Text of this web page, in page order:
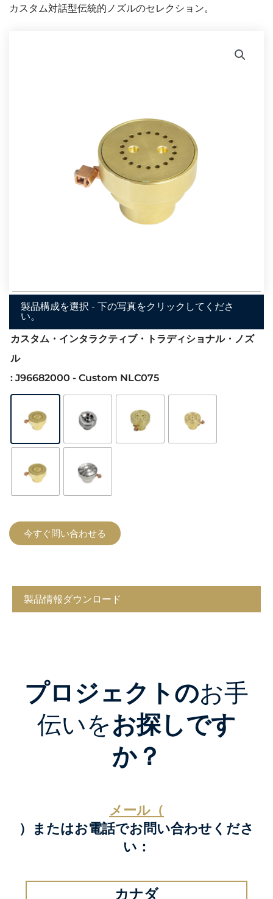
カスタム対話型伝統的ノズルのセレクション。
製品構成を選択 - 下の写真をクリックしてくださ
い。
カスタム・インタラクティブ・トラディショナル・ノズ
ル
: J96682000 - Custom NLC075
今すぐ問い合わせる
製品情報ダウンロード
プロジェクトのお手
伝いをお探しです
か？
メール（
）またはお電話でお問い合わせくださ
い：
カナダ